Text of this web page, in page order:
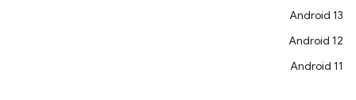
Android 13
Android 12
Android 11